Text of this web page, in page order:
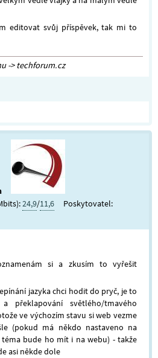
editovat svůj příspěvek, tak mi to
-> techforum.cz
24,9/11,6
Poskytovatel:
si a zkusím to vyřešit
jazyka chci hodit do pryč, je to
překlapování světlého/tmavého
ve výchozím stavu si web vezme
(pokud má někdo nastaveno na
bude ho mít i na webu) - takže
asi někde dole